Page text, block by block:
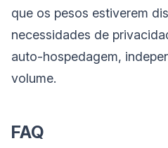
que os pesos estiverem
necessidades de
auto-hospedagem,
volume.
FAQ